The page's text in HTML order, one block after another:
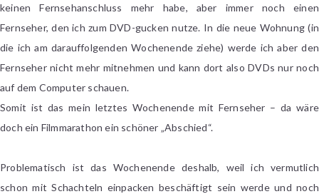
keinen Fernsehanschluss mehr habe, aber immer noch einen
Fernseher, den ich zum DVD-gucken nutze. In die neue Wohnung (in
die ich am darauffolgenden Wochenende ziehe) werde ich aber den
Fernseher nicht mehr mitnehmen und kann dort also DVDs nur noch
auf dem Computer schauen.
Somit ist das mein letztes Wochenende mit Fernseher – da wäre
doch ein Filmmarathon ein schöner „Abschied“.
Problematisch ist das Wochenende deshalb, weil ich vermutlich
schon mit Schachteln einpacken beschäftigt sein werde und noch